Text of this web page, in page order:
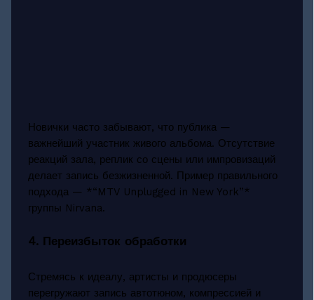
Новички часто забывают, что публика —
важнейший участник живого альбома. Отсутствие
реакций зала, реплик со сцены или импровизаций
делает запись безжизненной. Пример правильного
подхода — *“MTV Unplugged in New York”*
группы Nirvana.
4. Переизбыток обработки
Стремясь к идеалу, артисты и продюсеры
перегружают запись автотюном, компрессией и